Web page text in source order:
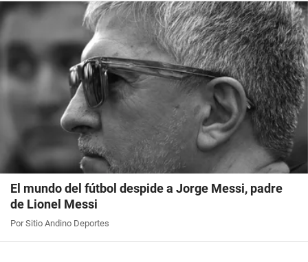
El mundo del fútbol despide a Jorge Messi, padre
de Lionel Messi
Por Sitio Andino Deportes